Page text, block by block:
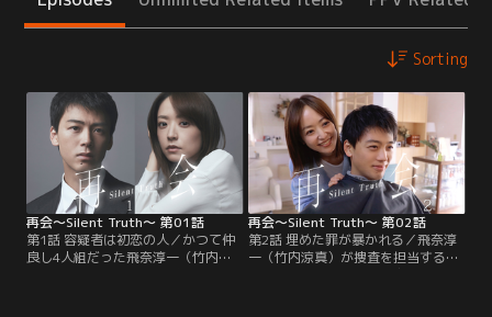
Sorting
再会～Silent Truth～ 第01話
第1話 容疑者は初恋の人／かつて仲
良し4人組だった飛奈淳一（竹内涼
再会～Silent Truth～ 第02話
第2話 埋めた罪が暴かれる／飛奈淳
一（竹内涼真）が捜査を担当するス